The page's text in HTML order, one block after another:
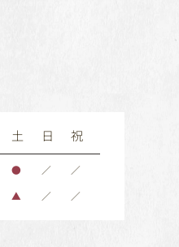
土 日
祝
● ／ ／
▲ ／ ／